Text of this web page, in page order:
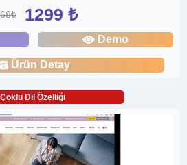
1299 ₺
Demo
Ürün Detay
Çoklu Dil Özelliği